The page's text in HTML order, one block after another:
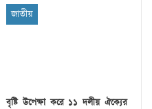
জাতীয়
বৃষ্টি উপেক্ষা করে ১১ দলীয় ঐক্যের